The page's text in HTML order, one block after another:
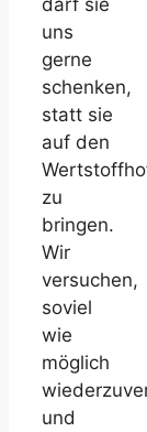
uns
gerne
schenken,
statt sie
auf den
zu
bringen.
Wir
versuchen,
soviel
wie
möglich
und